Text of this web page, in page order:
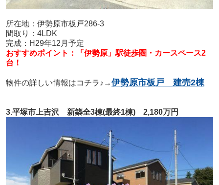
所在地：伊勢原市板戸286-3
間取り：4LDK
完成：H29年12月予定
おすすめポイント：「伊勢原」駅徒歩圏・カースペース2
台！
物件の詳しい情報はコチラ♪→伊勢原市板戸 建売2棟
3.平塚市上吉沢 新築全3棟(最終1棟) 2,180万円